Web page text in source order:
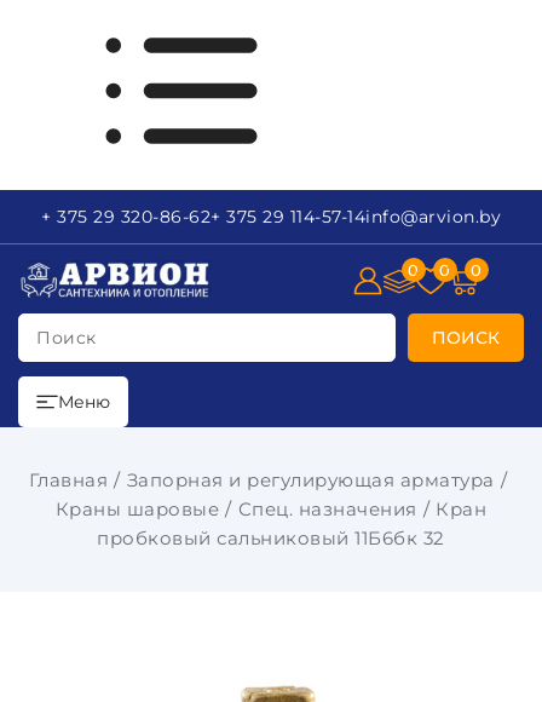
+ 375 29 320-86-62+ 375 29 114-57-14info@arvion.by
Поиск ПОИСК
0 0 0
Меню
Главная
Запорная и регулирующая арматура
Краны шаровые
Спец. назначения
Кран
пробковый сальниковый 11Б6бк 32